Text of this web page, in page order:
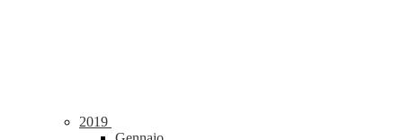
2019